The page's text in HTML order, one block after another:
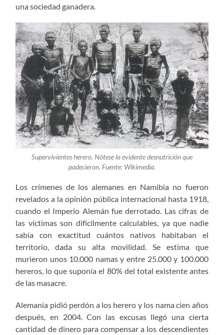
una sociedad ganadera.
Supervivientes herero. Nótese la evidente desnutrición que
padecieron. Fuente: Wikimedia.
Los crímenes de los alemanes en Namibia no fueron
revelados a la opinión pública internacional hasta 1918,
cuando el Imperio Alemán fue derrotado. Las cifras de
las víctimas son difícilmente calculables, ya que nadie
sabía con exactitud cuántos nativos habitaban el
territorio, dada su alta movilidad. Se estima que
murieron unos 10.000 namas y entre 25.000 y 100.000
hereros, lo que suponía el 80% del total existente antes
de las masacre.
Alemania pidió perdón a los herero y los nama cien años
después, en 2004. Con las excusas llegó una cierta
cantidad de dinero para compensar a los descendientes